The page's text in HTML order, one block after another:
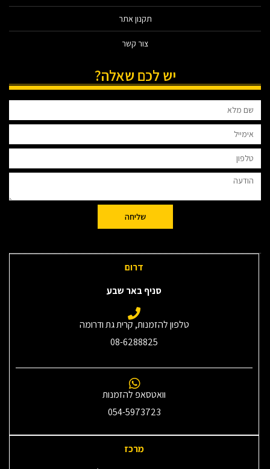
תקנון אתר
צור קשר
יש לכם שאלה?
שליחה
דרום
סניף באר שבע
טלפון להזמנות, קרית גת ודרומה
08-6288825
וואטסאפ להזמנות
054-5973723
מרכז